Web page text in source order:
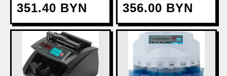
351.40 BYN 356.00 BYN